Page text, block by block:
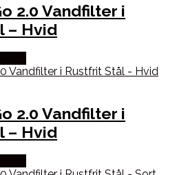
2.0 Vandfilter i
– Hvid
2.0 Vandfilter i
– Hvid